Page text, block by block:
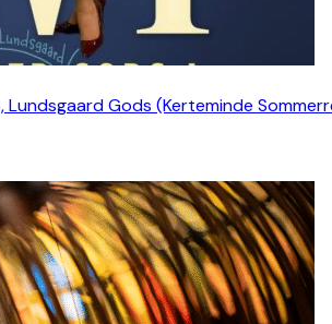
Gods (Kerteminde